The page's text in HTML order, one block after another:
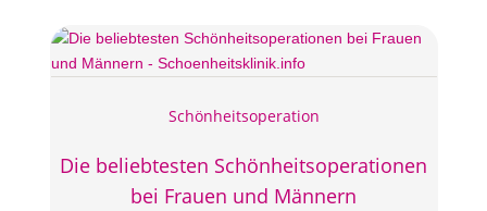
Die beliebtesten Schönheitsoperationen
bei Frauen und Männern
Schönheitsoperation